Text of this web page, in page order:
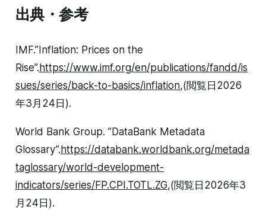
出典・参考
IMF.”Inflation: Prices on the
Rise”. https://www.imf.org/en/publications/fandd/is
sues/series/back-to-basics/inflation,(閲覧日2026
年3月24日).
World Bank Group. ”DataBank Metadata
Glossary”. https://databank.worldbank.org/metada
taglossary/world-development-
indicators/series/FP.CPI.TOTL.ZG,(閲覧日2026年3
月24日).